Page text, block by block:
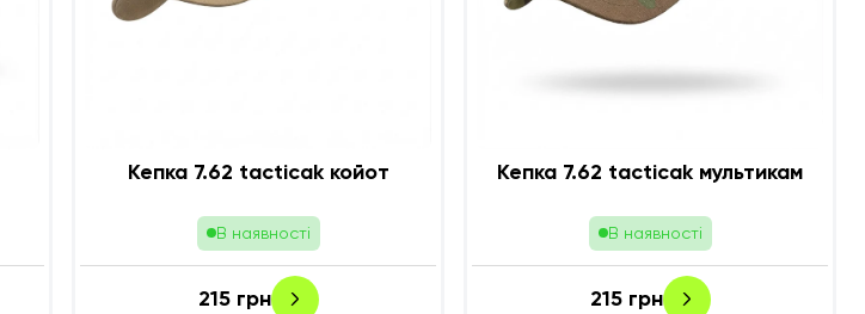
Кепка 7.62 tacticak койот
В наявності
215грн
Кепка 7.62 tacticak мультикам
В наявності
215грн